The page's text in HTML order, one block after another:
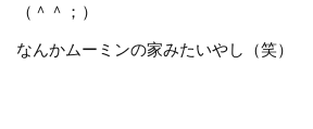
（＾＾；）
なんかムーミンの家みたいやし（笑）